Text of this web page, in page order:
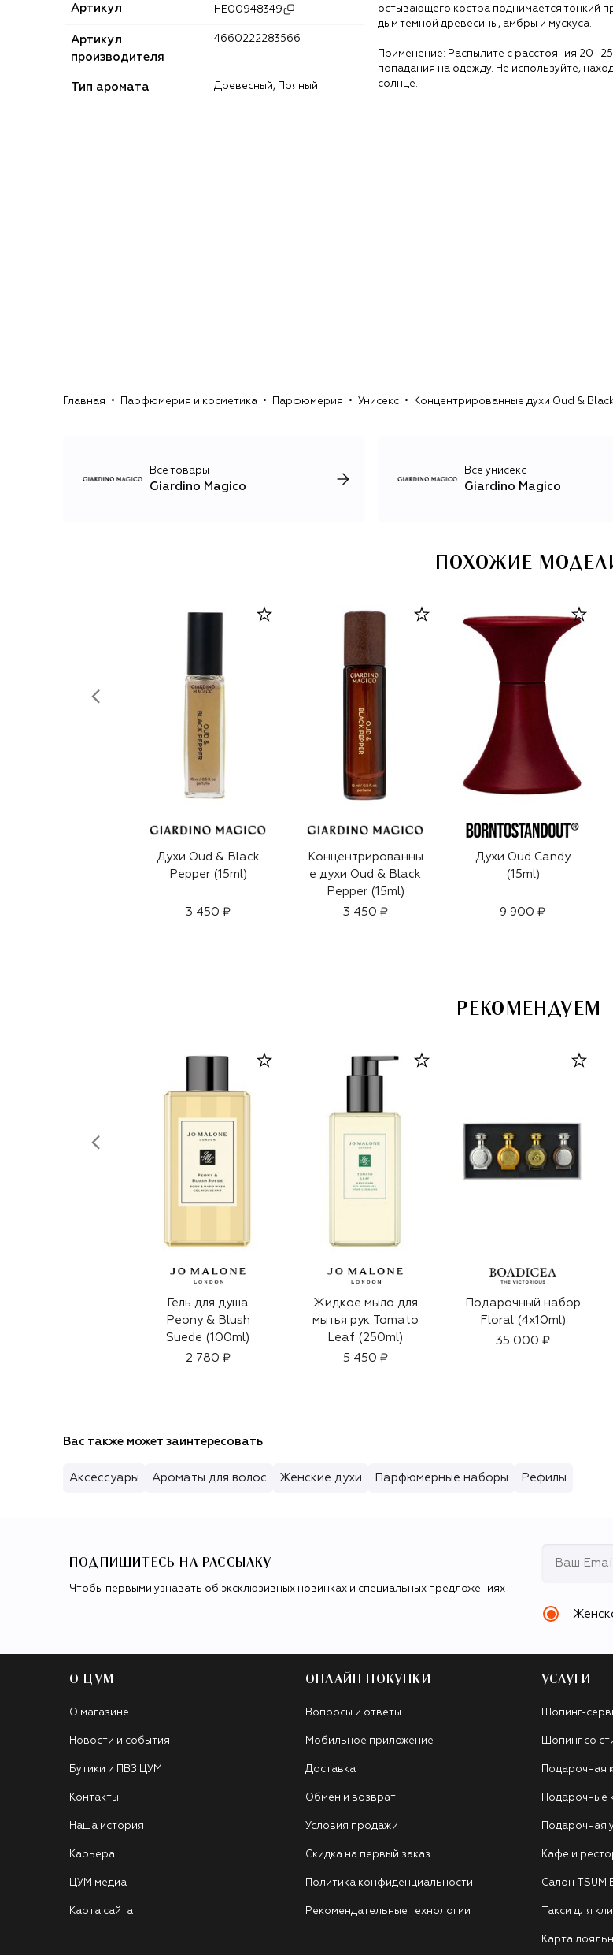
Артикул HE00948349
Артикул
производителя
4660222283566
Тип аромата Древесный, Пряный
остывающего костра поднимается тонкий
дым темной древесины, амбры и мускуса.
Применение: Распылите с расстояния
попадания на одежду. Не используйте,
солнце.
Главная Парфюмерия и косметика Парфюмерия Унисекс Концентрированные духи Oud &
Все товары
Giardino Magico
Все унисекс
Giardino Magico
ПОХОЖИЕ
Духи Oud & Black
Pepper (15ml)
3 450 ₽
Концентрированны
е духи Oud & Black
Pepper (15ml)
3 450 ₽
Духи Oud Candy
(15ml)
9 900 ₽
РЕКОМЕНДУЕМ
Гель для душа
Peony & Blush
Suede (100ml)
2 780 ₽
Жидкое мыло для
мытья рук Tomato
Leaf (250ml)
5 450 ₽
Подарочный набор
Floral (4x10ml)
35 000 ₽
Вас также может заинтересовать
Аксессуары Ароматы для волос Женские духи Парфюмерные наборы Рефилы
ПОДПИШИТЕСЬ НА РАССЫЛКУ
Чтобы первыми узнавать об эксклюзивных новинках и специальных предложениях
О ЦУМ
О магазине
Новости и события
Бутики и ПВЗ ЦУМ
Контакты
Наша история
Карьера
ЦУМ медиа
Карта сайта
ОНЛАЙН ПОКУПКИ
Вопросы и ответы
Мобильное приложение
Доставка
Обмен и возврат
Условия продажи
Скидка на первый заказ
Политика конфиденциальности
Рекомендательные технологии
УСЛУГИ
Шопинг-
Шопинг со
Подарочная
Подарочные
Подарочная
Кафе и
Салон TSUM
Такси для
Карта